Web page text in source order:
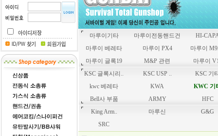
마루이기타 마루이전동핸드건
HI-
마루이 베레타
마루이 PX4
마루이
마루이 글록19
M&P 관련
마루이
KSC 글록시리..
KSC USP ..
KSC 기
kwc 베레타
KWA
KWC 기
Bell사 부품
ARMY
HFC
King Arm..
마루신
G&G
SRC